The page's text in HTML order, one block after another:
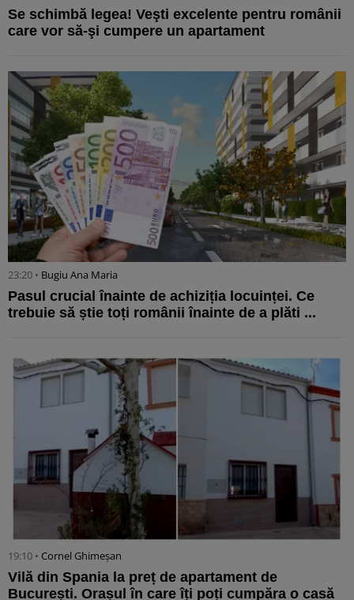
Se schimbă legea! Veşti excelente pentru românii
care vor să-şi cumpere un apartament
23:20 • Bugiu ⁠Ana Maria
Pasul crucial înainte de achiziția locuinței. Ce
trebuie să știe toți românii înainte de a plăti ...
19:10 • Cornel Ghimeșan
Vilă din Spania la preț de apartament de
București. Orașul în care îți poți cumpăra o casă